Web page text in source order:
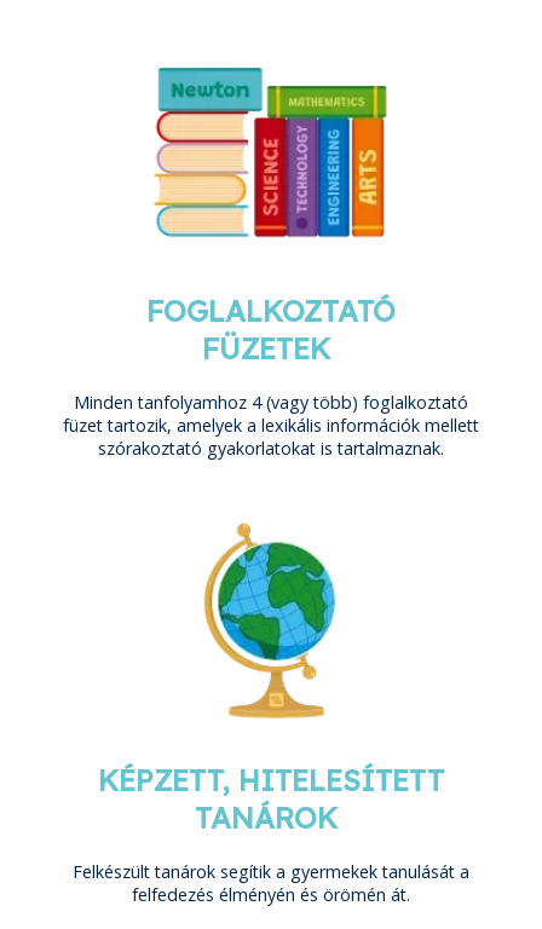
FOGLALKOZTATÓ
FÜZETEK
Minden tanfolyamhoz 4 (vagy több) foglalkoztató
füzet tartozik, amelyek a lexikális információk mellett
szórakoztató gyakorlatokat is tartalmaznak.
KÉPZETT, HITELESÍTETT
TANÁROK
Felkészült tanárok segítik a gyermekek tanulását a
felfedezés élményén és örömén át.